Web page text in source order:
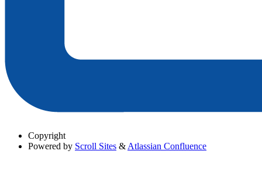
Copyright
Powered by Scroll Sites & Atlassian Confluence